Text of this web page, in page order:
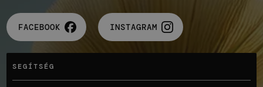
FACEBOOK INSTAGRAM
SEGÍTSÉG